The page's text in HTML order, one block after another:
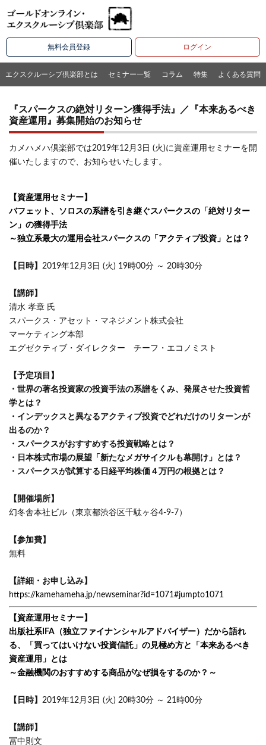
無料会員登録 ログイン
エクスクルーシブ倶楽部とは セミナー一覧 コラム 特集 よくある質問
『スパークスの絶対リターン獲得手法』／『本来あるべき
資産運用』募集開始のお知らせ
カメハメハ倶楽部では2019年12月3日 (火)に資産運用セミナーを開
催いたしますので、お知らせいたします。
【資産運用セミナー】
バフェット、ソロスの系譜を引き継ぐスパークスの「絶対リター
ン」の獲得手法
～独立系最大の運用会社スパークスの「アクティブ投資」とは？
【日時】 2019年12月3日 (火) 19時00分 ～ 20時30分
【講師】
清水 孝章 氏
スパークス・アセット・マネジメント株式会社
マーケティング本部
エグゼクティブ・ダイレクター チーフ・エコノミスト
【予定項目】
・世界の著名投資家の投資手法の系譜をくみ、発展させた投資哲
学とは？
・インデックスと異なるアクティブ投資でどれだけのリターンが
出るのか？
・スパークスがおすすめする投資戦略とは？
・日本株式市場の展望「新たなメガサイクルも幕開け」とは？
・スパークスが試算する日経平均株価４万円の根拠とは？
【開催場所】
幻冬舎本社ビル（東京都渋谷区千駄ヶ谷4-9-7）
【参加費】
無料
【詳細・お申し込み】
https://kamehameha.jp/newseminar?id=1071#jumpto1071
【資産運用セミナー】
出版社系IFA（独立ファイナンシャルアドバイザー）だから語れ
る、「買ってはいけない投資信託」の見極め方と「本来あるべき
資産運用」とは
～金融機関のおすすめする商品がなぜ損をするのか？～
【日時】 2019年12月3日 (火) 20時30分 ～ 21時00分
【講師】
冨中則文